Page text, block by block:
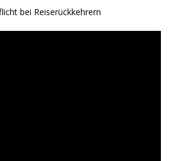
bei Reiserückkehrern